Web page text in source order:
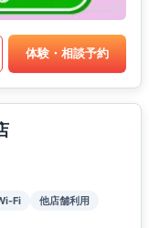
体験・相談予約
Fi
他店舗利用